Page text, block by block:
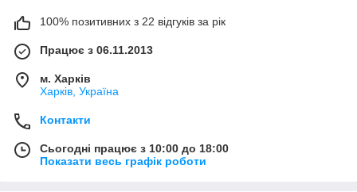
100% позитивних з 22 відгуків за рік
Працює з 06.11.2013
м. Харків
Харків, Україна
Контакти
Сьогодні працює з 10:00 до 18:00
Показати весь графік роботи